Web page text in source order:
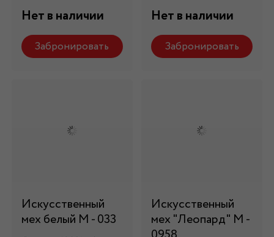
Нет в наличии
Забронировать
Нет в наличии
Забронировать
Искусственный
мех белый М - 033
Искусственный
мех "Леопард" М -